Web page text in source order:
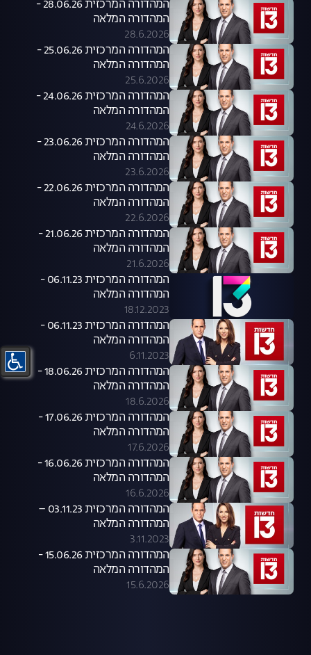
המהדורה המרכזית 28.06.26 -
המהדורה המלאה
28.6.2026
המהדורה המרכזית 25.06.26 -
המהדורה המלאה
25.6.2026
המהדורה המרכזית 24.06.26 -
המהדורה המלאה
24.6.2026
המהדורה המרכזית 23.06.26 -
המהדורה המלאה
23.6.2026
המהדורה המרכזית 22.06.26 -
המהדורה המלאה
22.6.2026
המהדורה המרכזית 21.06.26 -
המהדורה המלאה
21.6.2026
המהדורה המרכזית 06.11.23 -
המהדורה המלאה
18.12.2023
המהדורה המרכזית 06.11.23 -
המהדורה המלאה
6.11.2023
המהדורה המרכזית 18.06.26 -
המהדורה המלאה
18.6.2026
המהדורה המרכזית 17.06.26 -
המהדורה המלאה
17.6.2026
המהדורה המרכזית 16.06.26 -
המהדורה המלאה
16.6.2026
המהדורה המרכזית 03.11.23 –
המהדורה המלאה
3.11.2023
המהדורה המרכזית 15.06.26 -
המהדורה המלאה
15.6.2026